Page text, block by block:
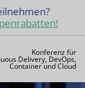
Konferenz für
Delivery, DevOps,
Container und Cloud